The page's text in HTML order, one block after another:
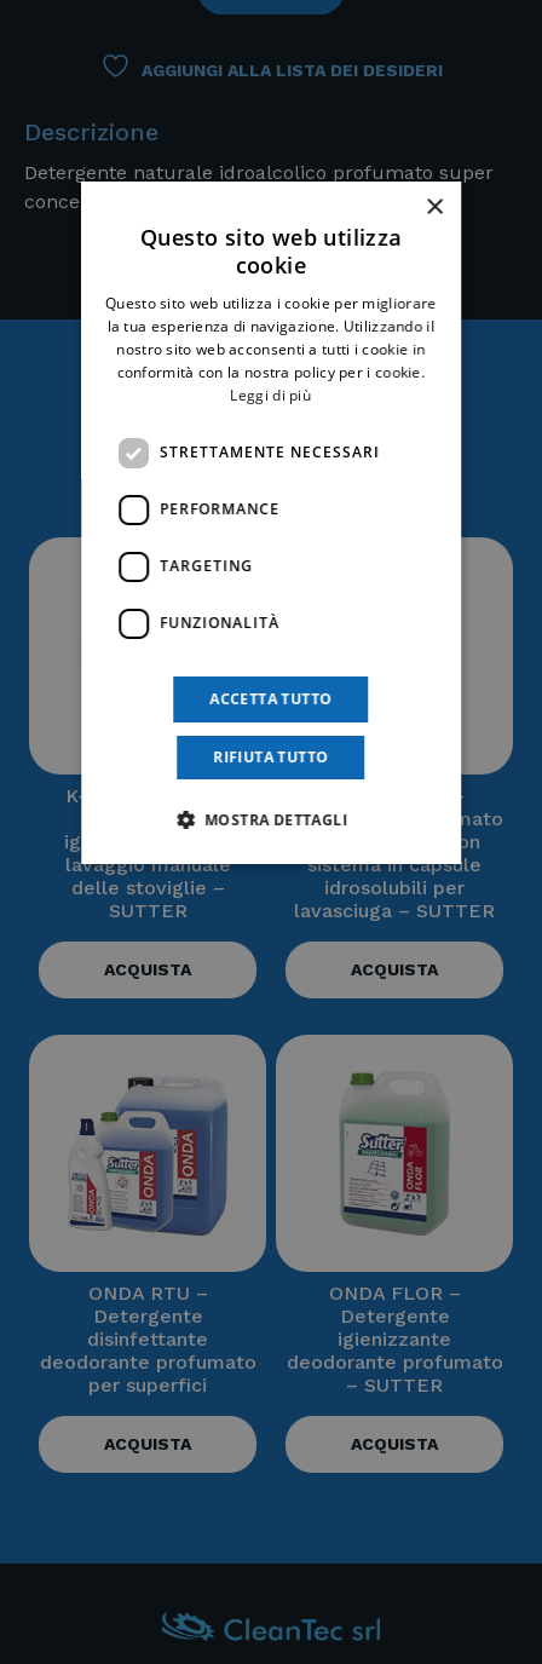
AGGIUNGI ALLA LISTA DEI DESIDERI
Descrizione
Detergente naturale idroalcolico profumato super
concentrato.
Ti potrebbe anche
K-2 – Detergente
concentrato
igienizzante per il
lavaggio manuale
delle stoviglie –
SUTTER
ACQUISTA
FLOOR MAXI –
Detergente profumato
per pavimenti con
sistema in capsule
idrosolubili per
lavasciuga – SUTTER
ACQUISTA
ONDA RTU –
Detergente
disinfettante
deodorante profumato
per superfici
ACQUISTA
ONDA FLOR –
Detergente
igienizzante
deodorante profumato
– SUTTER
ACQUISTA
×
Questo sito web utilizza
cookie
Questo sito web utilizza i cookie per migliorare
la tua esperienza di navigazione. Utilizzando il
nostro sito web acconsenti a tutti i cookie in
conformità con la nostra policy per i cookie.
Leggi di più
STRETTAMENTE NECESSARI
PERFORMANCE
TARGETING
FUNZIONALITÀ
ACCETTA TUTTO
RIFIUTA TUTTO
MOSTRA DETTAGLI